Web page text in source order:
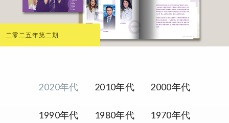
二零二五年第二期
2020年代 2010年代 2000年代
1990年代 1980年代 1970年代